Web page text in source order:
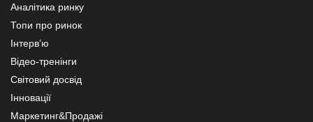
Аналітика ринку
Топи про ринок
Інтерв’ю
Відео-тренінги
Світовий досвід
Інновації
Маркетинг&Продажі